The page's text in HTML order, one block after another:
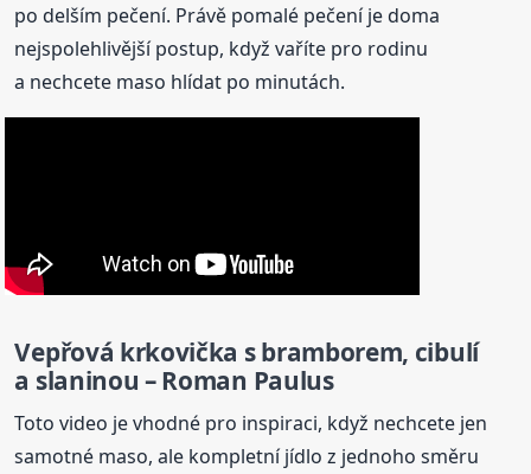
po delším pečení. Právě pomalé pečení je doma
nejspolehlivější postup, když vaříte pro rodinu
a nechcete maso hlídat po minutách.
Vepřová krkovička s bramborem, cibulí
a slaninou – Roman Paulus
Toto video je vhodné pro inspiraci, když nechcete jen
samotné maso, ale kompletní jídlo z jednoho směru